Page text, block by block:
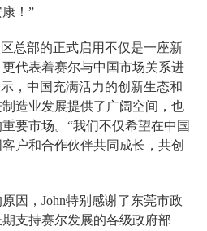
！”
总部的正式启用不仅是一座新
代表着赛尔与中国市场关系进
，中国充满活力的创新生态和
造业发展提供了广阔空间，也
要市场。“我们不仅希望在中国
户和合作伙伴共同成长，共创
因，John特别感谢了东莞市政
支持赛尔发展的各级政府部